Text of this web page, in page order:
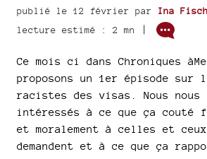
publié le 12 février par Ina
lecture estimé : 2 mn
|
Ce mois ci dans Chroniques
proposons un 1er épisode sur
racistes des visas. Nous nous
intéressés à ce que ça couté
et moralement à celles et
demandent et à ce que ça